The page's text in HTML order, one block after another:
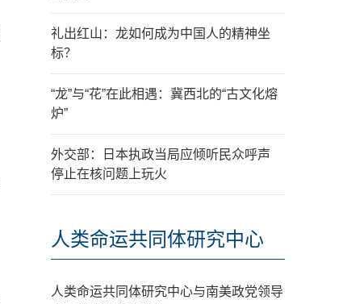
礼出红山：龙如何成为中国人的精神坐
标？
“龙”与“花”在此相遇：冀西北的“古文化熔
炉”
外交部：日本执政当局应倾听民众呼声
停止在核问题上玩火
人类命运共同体研究中心
人类命运共同体研究中心与南美政党领导